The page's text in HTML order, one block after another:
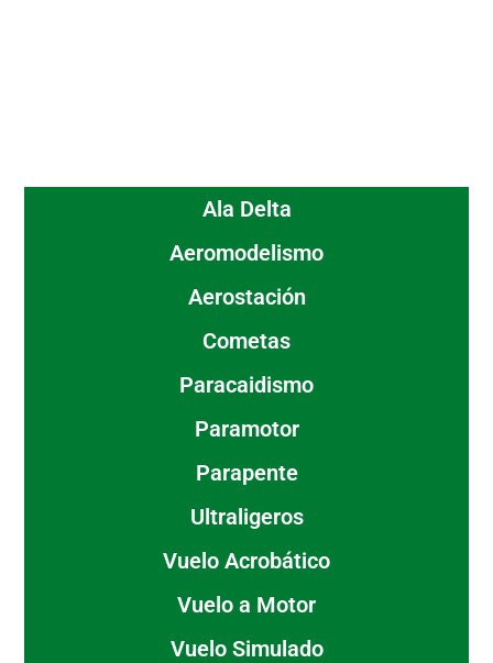
Ala Delta
Aeromodelismo
Aerostación
Cometas
Paracaidismo
Paramotor
Parapente
Ultraligeros
Vuelo Acrobático
Vuelo a Motor
Vuelo Simulado